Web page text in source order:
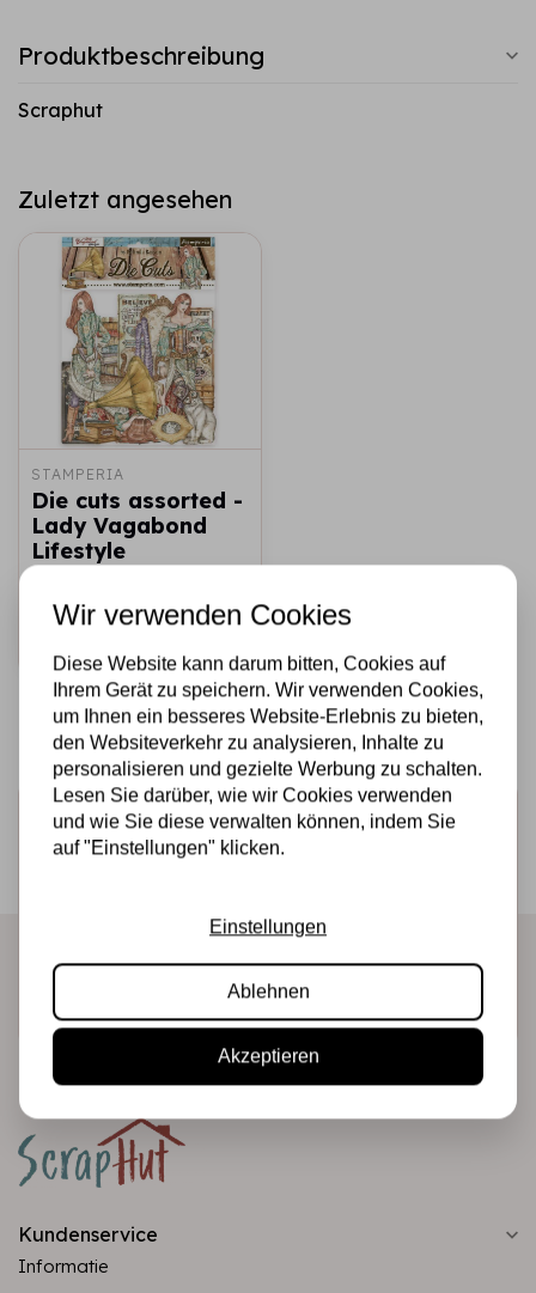
Produktbeschreibung
Scraphut
Zuletzt angesehen
STAMPERIA
Die cuts assorted -
Lady Vagabond
Lifestyle
Melden Sie sich für den Newsletter an
Erhalten Sie als Erster unsere Aktionen und neuen
Kundenservice
Informatie
Wir verwenden Cookies
Diese Website kann darum bitten, Cookies auf
Ihrem Gerät zu speichern. Wir verwenden Cookies,
um Ihnen ein besseres Website-Erlebnis zu bieten,
den Websiteverkehr zu analysieren, Inhalte zu
personalisieren und gezielte Werbung zu schalten.
Lesen Sie darüber, wie wir Cookies verwenden
und wie Sie diese verwalten können, indem Sie
auf "Einstellungen" klicken.
Einstellungen
Ablehnen
Akzeptieren